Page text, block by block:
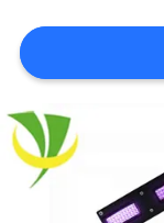
MAPPA
DEL
SITO
PRIVACY
POLICY